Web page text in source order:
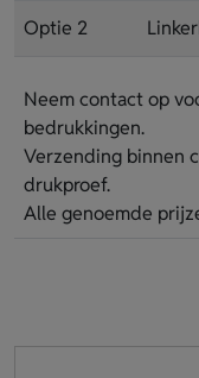
Optie 2
Neem contact op
bedrukkingen.
Verzending binnen
drukproef.
Alle genoemde